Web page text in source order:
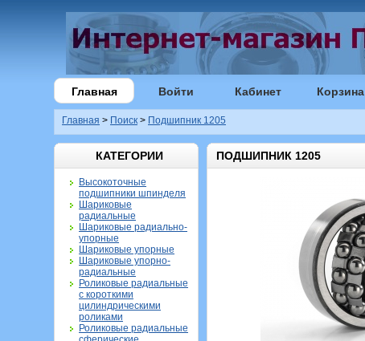
Главная Войти Кабинет Корзина
Главная > Поиск > Подшипник 1205
КАТЕГОРИИ
Высокоточные
подшипники шпинделя
Шариковые
радиальные
Шариковые радиально-
упорные
Шариковые упорные
Шариковые упорно-
радиальные
Роликовые радиальные
с короткими
цилиндрическими
роликами
Роликовые радиальные
ПОДШИПНИК 1205